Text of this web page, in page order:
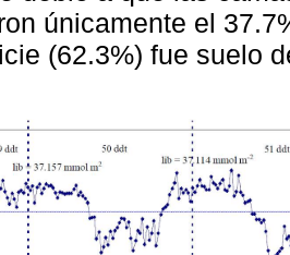
únicamente el
(62.3%) fue suelo